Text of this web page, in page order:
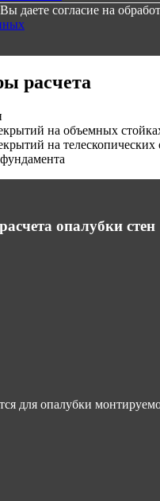
даете согласие на
расчета
на объемных
на телескопических
опалубки стен
для опалубки